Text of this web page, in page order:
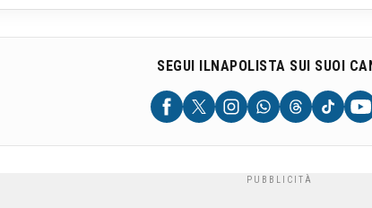
SEGUI ILNAPOLISTA SUI SUOI